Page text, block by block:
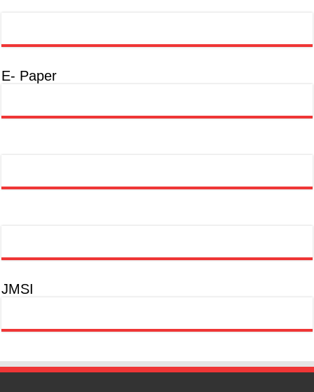
E- Paper
JMSI